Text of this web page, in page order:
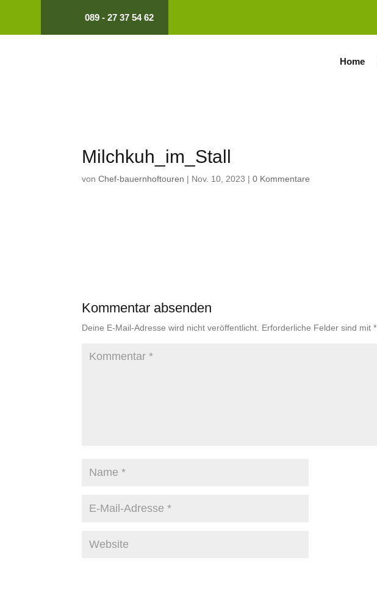
089 - 27 37 54 62
Home
Milchkuh_im_Stall
vonChef-bauernhoftouren | Nov. 10, 2023 |0 Kommentare
Kommentar absenden
Deine E-Mail-Adresse wird nicht veröffentlicht. Erforderliche Felder sind mit*